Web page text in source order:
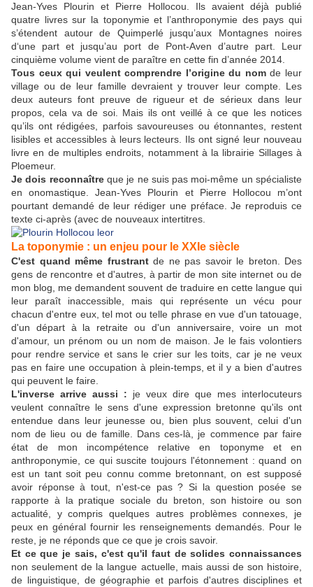
Jean-Yves Plourin et Pierre Hollocou. Ils avaient déjà publié
quatre livres sur la toponymie et l’anthroponymie des pays qui
s’étendent autour de Quimperlé jusqu’aux Montagnes noires
d‘une part et jusqu’au port de Pont-Aven d’autre part. Leur
cinquième volume vient de paraître en cette fin d’année 2014.
Tous ceux qui veulent comprendre l’origine du nomde leur
village ou de leur famille devraient y trouver leur compte. Les
deux auteurs font preuve de rigueur et de sérieux dans leur
propos, cela va de soi. Mais ils ont veillé à ce que les notices
qu’ils ont rédigées, parfois savoureuses ou étonnantes, restent
lisibles et accessibles à leurs lecteurs. Ils ont signé leur nouveau
livre en de multiples endroits, notamment à la librairie Sillages à
Ploemeur.
Je dois reconnaîtreque je ne suis pas moi-même un spécialiste
en onomastique. Jean-Yves Plourin et Pierre Hollocou m’ont
pourtant demandé de leur rédiger une préface. Je reproduis ce
texte ci-après (avec de nouveaux intertitres.
La toponymie : un enjeu pour le XXIe siècle
C'est quand même frustrantde ne pas savoir le breton. Des
gens de rencontre et d'autres, à partir de mon site internet ou de
mon blog, me demandent souvent de traduire en cette langue qui
leur paraît inaccessible, mais qui représente un vécu pour
chacun d'entre eux, tel mot ou telle phrase en vue d'un tatouage,
d'un départ à la retraite ou d'un anniversaire, voire un mot
d'amour, un prénom ou un nom de maison. Je le fais volontiers
pour rendre service et sans le crier sur les toits, car je ne veux
pas en faire une occupation à plein-temps, et il y a bien d'autres
qui peuvent le faire.
L'inverse arrive aussi : je veux dire que mes interlocuteurs
veulent connaître le sens d'une expression bretonne qu'ils ont
entendue dans leur jeunesse ou, bien plus souvent, celui d'un
nom de lieu ou de famille. Dans ces-là, je commence par faire
état de mon incompétence relative en toponyme et en
anthroponymie, ce qui suscite toujours l'étonnement : quand on
est un tant soit peu connu comme bretonnant, on est supposé
avoir réponse à tout, n'est-ce pas ? Si la question posée se
rapporte à la pratique sociale du breton, son histoire ou son
actualité, y compris quelques autres problèmes connexes, je
peux en général fournir les renseignements demandés. Pour le
reste, je ne réponds que ce que je crois savoir.
Et ce que je sais, c'est qu'il faut de solides connaissances
non seulement de la langue actuelle, mais aussi de son histoire,
de linguistique, de géographie et parfois d'autres disciplines et